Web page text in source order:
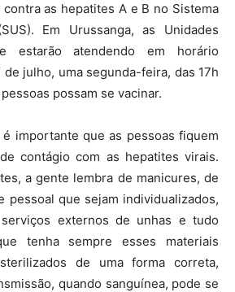
as hepatites A e B no Sistema
Em Urussanga, as Unidades
estarão atendendo em horário
julho, uma segunda-feira, das 17h
possam se vacinar.
é importante que as pessoas fiquem
contágio com as hepatites virais.
a gente lembra de manicures, de
pessoal que sejam individualizados,
externos de unhas e tudo
tenha sempre esses materiais
de uma forma correta,
quando sanguínea, pode se